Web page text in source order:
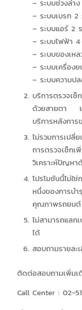
– ระบบช่วงล่า
– ระบบเบรก 2
– ระบบแอร์ 2
– ระบบไฟฟ้า 4
– ระบบของเห
– ระบบเครื่อง
– ระบบความป
บริการตรวจเ
ด้วยสายตา แ
บริการหลังการ
ไม่รวมการเปลี่
การตรวจเช็กเ
วิเคราะห์ปัญห
โปรโมชันนี้ไม่ใ
หนึ่งของการบำ
คุณภาพรถยนต์
ไม่สามารถแล
ได้
สอบถามรายละ
ติดต่อสอบถามเพิ่มเ
Call Center : 02-